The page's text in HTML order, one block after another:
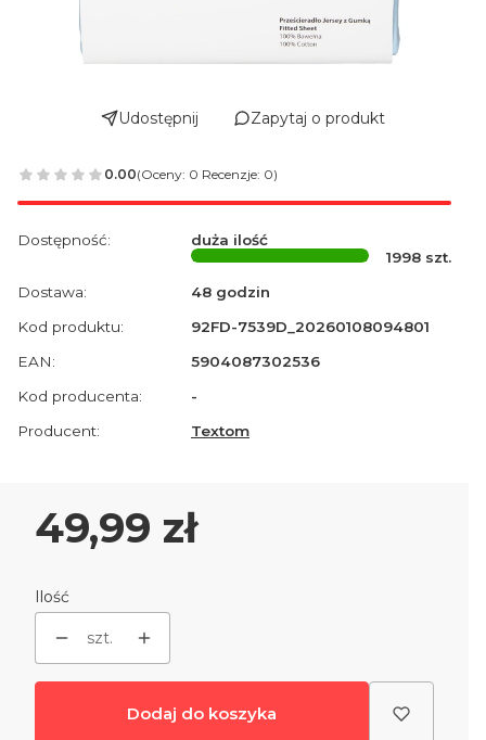
Udostępnij Zapytaj o produkt
0.00(Oceny: 0 Recenzje: 0)
Dostępność:
duża ilość
1998 szt.
Dostawa:
48 godzin
Kod produktu:
92FD-7539D_20260108094801
EAN:
5904087302536
Kod producenta:
-
Producent:
Textom
Cena
49,99 zł
Ilość
szt.
Dodaj do koszyka